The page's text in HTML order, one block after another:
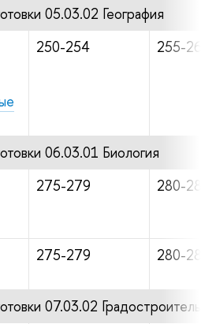
05.03.02 География
250-254 255-264
06.03.01 Биология
275-279 280-289
275-279 280-289
07.03.02